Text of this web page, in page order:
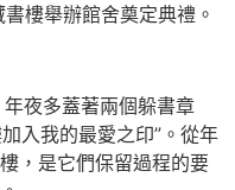
樓舉辦館舍奠定典禮。
夜多蓋著兩個躲書章
入我的最愛之印”。從年
，是它們保留過程的要